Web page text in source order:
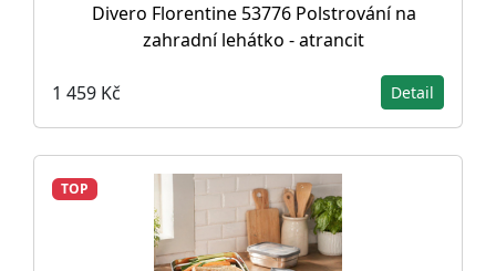
Divero Florentine 53776 Polstrování na
zahradní lehátko - atrancit
1 459 Kč Detail
TOP